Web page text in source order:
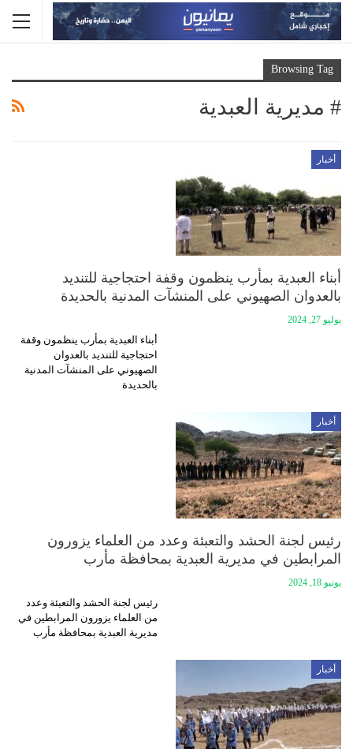
Browsing Tag
# مديرية العبدية
أخبار
أبناء العبدية بمأرب ينظمون وقفة احتجاجية للتنديد
بالعدوان الصهيوني على المنشآت المدنية بالحديدة
يوليو 27, 2024
أبناء العبدية بمأرب ينظمون وقفة
احتجاجية للتنديد بالعدوان
الصهيوني على المنشآت المدنية
بالحديدة
أخبار
رئيس لجنة الحشد والتعبئة وعدد من العلماء يزورون
المرابطين في مديرية العبدية بمحافظة مأرب
يونيو 18, 2024
رئيس لجنة الحشد والتعبئة وعدد
من العلماء يزورون المرابطين في
مديرية العبدية بمحافظة مأرب
أخبار